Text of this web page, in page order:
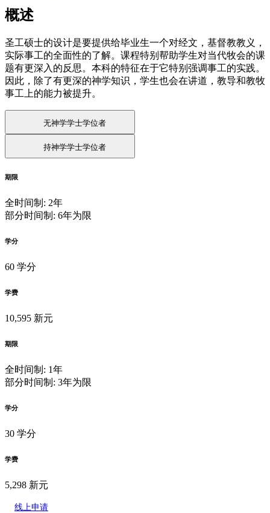
概述
圣工硕士的设计是要提供给毕业生一个对经文，基督教教义，
实际事工的全面性的了解。课程特别帮助学生对当代牧会的课
题有更深入的反思。本科的特征在于它特别强调事工的实践。
因此，除了有更深的神学知识，学生也会在讲道，教导和教牧
事工上的能力被提升。
无神学学士学位者
持神学学士学位者
期限
全时间制: 2年
部分时间制: 6年为限
学分
60 学分
学费
10,595 新元
期限
全时间制: 1年
部分时间制: 3年为限
学分
30 学分
学费
5,298 新元
线上申请